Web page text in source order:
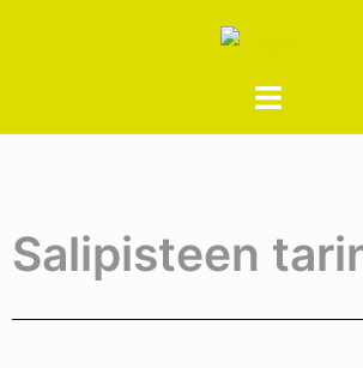
Salipisteen